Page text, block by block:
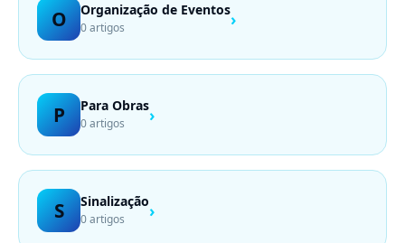
O Organização de Eventos
0 artigos ›
P Para Obras
0 artigos ›
S Sinalização
0 artigos ›